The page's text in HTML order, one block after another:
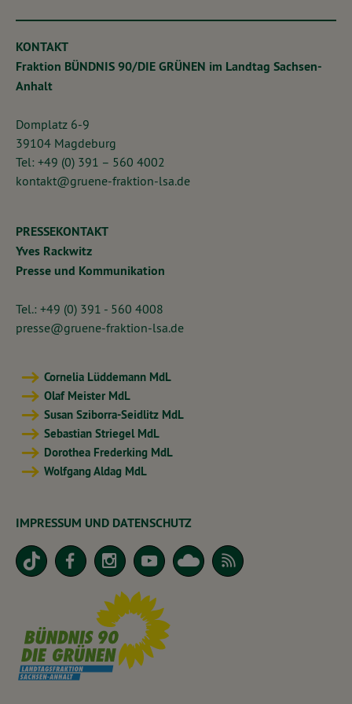
KONTAKT
Fraktion BÜNDNIS 90/DIE GRÜNEN im Landtag Sachsen-
Anhalt
Domplatz 6-9
39104 Magdeburg
Tel: +49 (0) 391 – 560 4002
kontakt@gruene-fraktion-lsa.de
PRESSEKONTAKT
Yves Rackwitz
Presse und Kommunikation
Tel.: +49 (0) 391 - 560 4008
presse@gruene-fraktion-lsa.de
Cornelia Lüddemann MdL
Olaf Meister MdL
Susan Sziborra-Seidlitz MdL
Sebastian Striegel MdL
Dorothea Frederking MdL
Wolfgang Aldag MdL
IMPRESSUM UND DATENSCHUTZ